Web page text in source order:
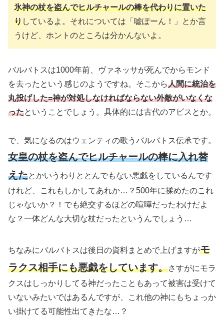
氷神の杖を盗んでヒルチャールの棒を代わりに置いた
りしているよ。それについては「嘘ぽーん！」とか言
うけど、ホントのところは分かんないよ。
バルバトスは1000年前、ヴァネッサが死んでからモンド
を去ったという感じのようですね。そこから人間に統治を
丸投げした=神が対処しなければならない外敵がいなくな
ったということでしょう。具体的には古代のアビスとか。
で、気になるのはウェンティの歌うバルバトス伝承です。
女皇の杖を盗んでヒルチャールの棒に入れ替
えたとかいうわりととんでもない悪戯をしているんです
けれど、これもしかしてあれか…？500年に揉めたのこれ
じゃないか？！でも絶交するほどの喧嘩だったわけだよ
な？一体どんな大切な杖だったというんでしょう…
ちなみにバルバトスは後日の資料まとめで上げますがモ
ラクス相手にも悪戯をしています。さすがにモラ
クスはしっかりしてる神だったこともあって被害は受けて
いないみたいではあるんですが、これ他の神にもちょっか
い掛けてる可能性出てきたな…？